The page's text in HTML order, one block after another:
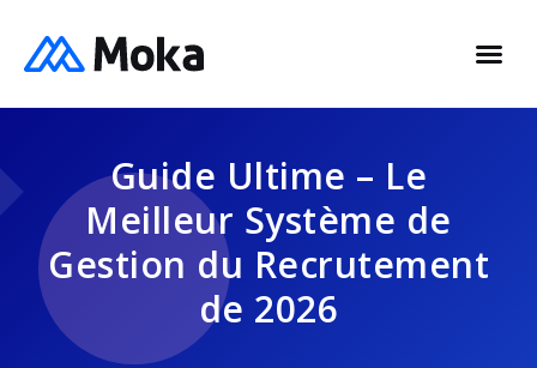
Guide Ultime – Le
Meilleur Système de
Gestion du Recrutement
de 2026